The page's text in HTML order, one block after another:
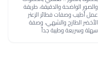
والصور الواضحة والدقيقة، طريقة
عمل أطيب وصفات فطائر الزعتر
الأخضر الطازج والشهي، وصفة
سهلة وسريعة وطيبة جداً